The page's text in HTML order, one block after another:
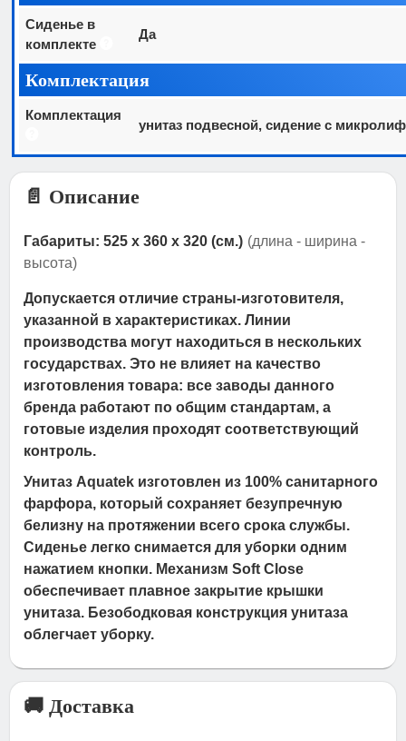
Сиденье в
комплекте
Да
Комплектация
Комплектация
унитаз подвесной, сидение с
📄 Описание
Габариты: 525 x 360 x 320 (см.) (длина - ширина -
высота)
Допускается отличие страны-изготовителя,
указанной в характеристиках. Линии
производства могут находиться в нескольких
государствах. Это не влияет на качество
изготовления товара: все заводы данного
бренда работают по общим стандартам, а
готовые изделия проходят соответствующий
контроль.
Унитаз Aquatek изготовлен из 100% санитарного
фарфора, который сохраняет безупречную
белизну на протяжении всего срока службы.
Сиденье легко снимается для уборки одним
нажатием кнопки. Механизм Soft Close
обеспечивает плавное закрытие крышки
унитаза. Безободковая конструкция унитаза
облегчает уборку.
🚚 Доставка